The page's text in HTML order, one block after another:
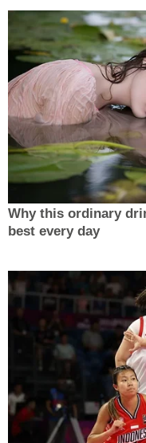
Why this ordinary
best every day